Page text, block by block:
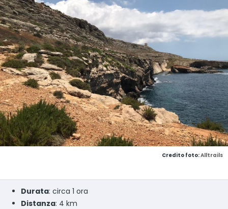
Credito foto:Alltrails
Durata: circa 1 ora
Distanza: 4 km